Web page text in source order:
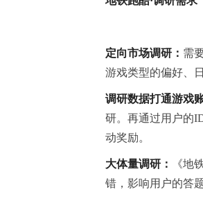
定向市场调研： 需
游戏类型的偏好、
调研数据打通游戏
研。再通过用户的
动奖励。
大体量调研：
《地
错，影响用户的答